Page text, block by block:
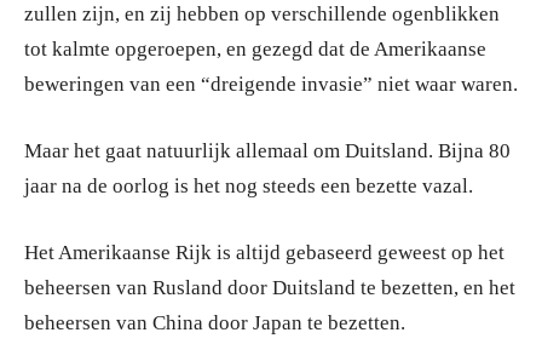
zullen zijn, en zij hebben op verschillende ogenblikken
tot kalmte opgeroepen, en gezegd dat de Amerikaanse
beweringen van een “dreigende invasie” niet waar waren.
Maar het gaat natuurlijk allemaal om Duitsland. Bijna 80
jaar na de oorlog is het nog steeds een bezette vazal.
Het Amerikaanse Rijk is altijd gebaseerd geweest op het
beheersen van Rusland door Duitsland te bezetten, en het
beheersen van China door Japan te bezetten.